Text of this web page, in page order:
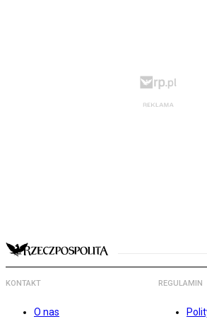
KONTAKT
O nas
REGULAMIN